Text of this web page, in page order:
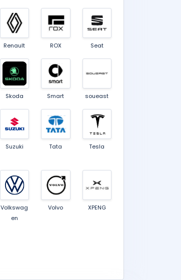
Renault ROX Seat
Skoda Smart soueast
Suzuki Tata Tesla
Volkswag
en
Volvo XPENG